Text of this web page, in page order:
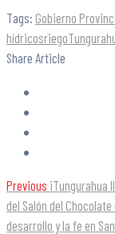
Tags: Gobierno
hídricosriego
Share Article
Previous ¡Tungurahua
del Salón del
desarrollo y la fe en